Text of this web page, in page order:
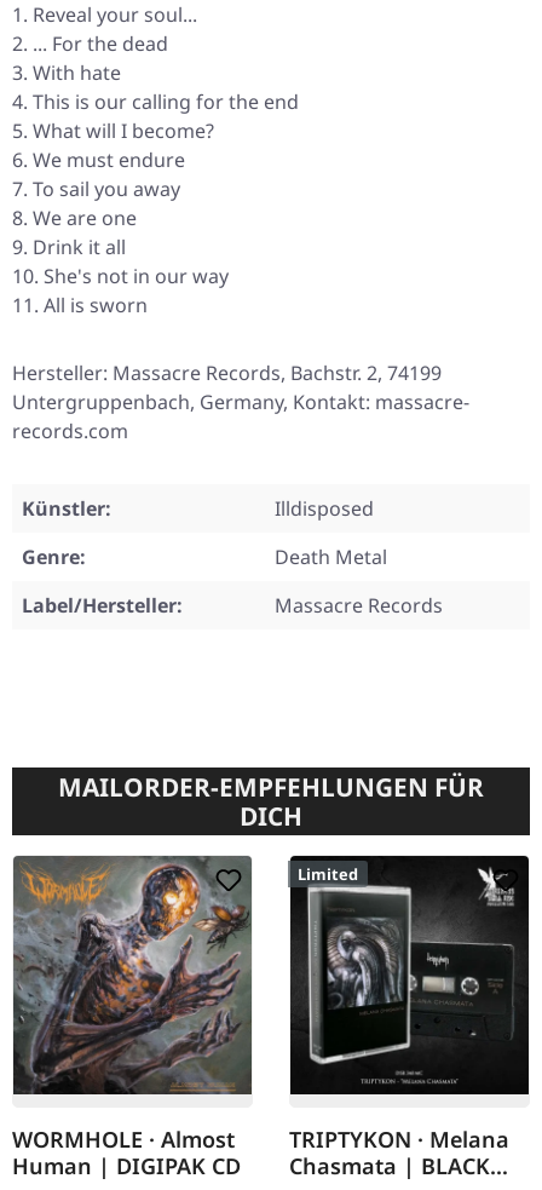
Reveal your soul...
... For the dead
With hate
This is our calling for the end
What will I become?
We must endure
To sail you away
We are one
Drink it all
She's not in our way
All is sworn
Hersteller: Massacre Records, Bachstr. 2, 74199
Untergruppenbach, Germany, Kontakt: massacre-
records.com
Künstler:
Illdisposed
Genre:
Death Metal
Label/Hersteller:
Massacre Records
MAILORDER-EMPFEHLUNGEN FÜR
DICH
WORMHOLE · Almost
Human | DIGIPAK CD
Limited
TRIPTYKON · Melana
Chasmata | BLACK